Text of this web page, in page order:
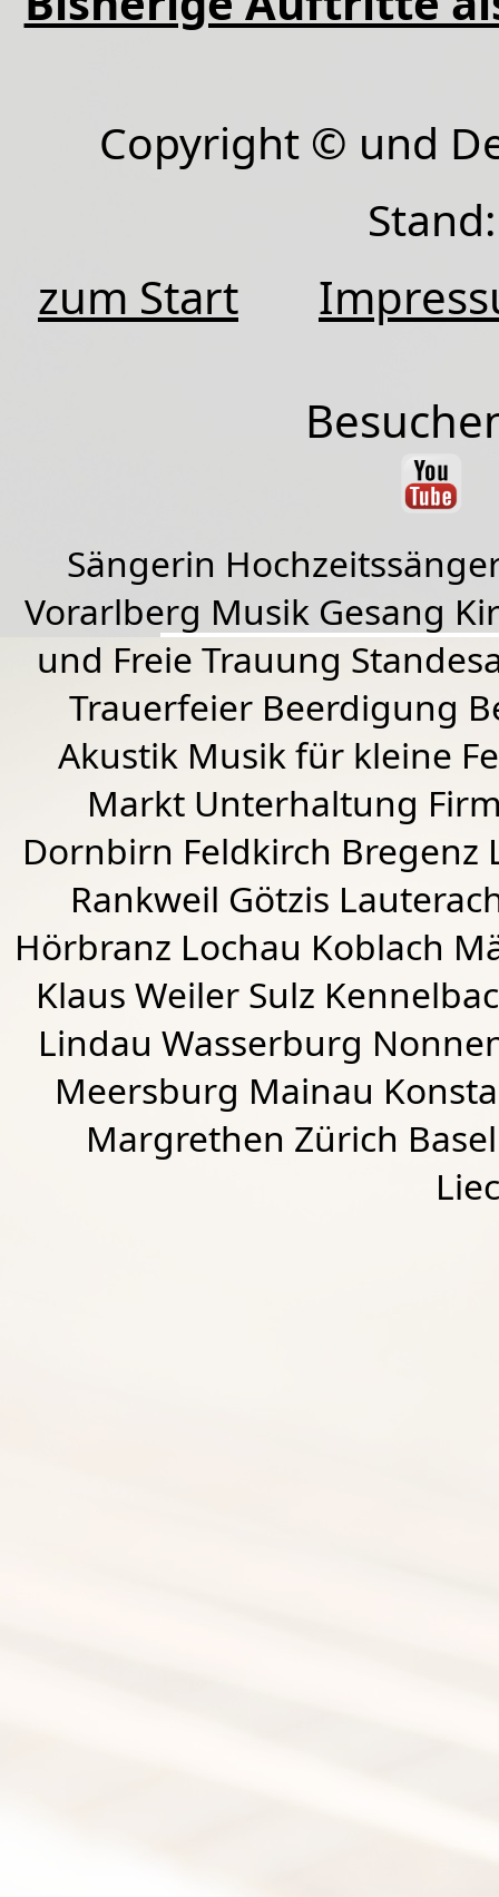
Copyright © und
zum Start
Sängerin
Vorarlberg Musik Gesang
und Freie Trauung
Trauerfeier Beerdigung
Akustik Musik für kleine
Markt Unterhaltung
Dornbirn Feldkirch Bregenz
Rankweil Götzis
Hörbranz Lochau Koblach
Klaus Weiler Sulz
Lindau Wasserburg
Meersburg Mainau
Margrethen Zürich